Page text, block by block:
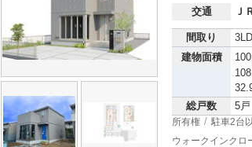
交通 Ｊ
間取り
建物面積
総戸数
5戸
所有権 駐車2台
ウォークインクロ